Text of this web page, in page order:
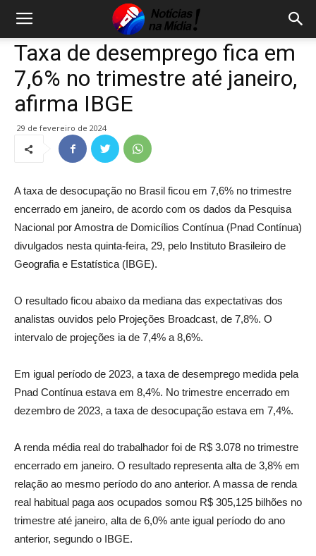
Taxa de desemprego fica em
7,6% no trimestre até janeiro,
afirma IBGE
29 de fevereiro de 2024
A taxa de desocupação no Brasil ficou em 7,6% no trimestre
encerrado em janeiro, de acordo com os dados da Pesquisa
Nacional por Amostra de Domicílios Contínua (Pnad Contínua)
divulgados nesta quinta-feira, 29, pelo Instituto Brasileiro de
Geografia e Estatística (IBGE).
O resultado ficou abaixo da mediana das expectativas dos
analistas ouvidos pelo Projeções Broadcast, de 7,8%. O
intervalo de projeções ia de 7,4% a 8,6%.
Em igual período de 2023, a taxa de desemprego medida pela
Pnad Contínua estava em 8,4%. No trimestre encerrado em
dezembro de 2023, a taxa de desocupação estava em 7,4%.
A renda média real do trabalhador foi de R$ 3.078 no trimestre
encerrado em janeiro. O resultado representa alta de 3,8% em
relação ao mesmo período do ano anterior. A massa de renda
real habitual paga aos ocupados somou R$ 305,125 bilhões no
trimestre até janeiro, alta de 6,0% ante igual período do ano
anterior, segundo o IBGE.